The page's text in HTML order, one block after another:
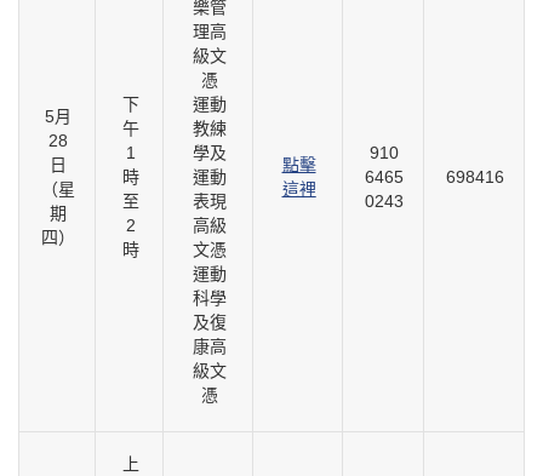
5月
28
日
（星
期
四）
下
午
1
時
至
2
時
樂管
理高
級文
憑
運動
教練
學及
運動
表現
高級
文憑
運動
科學
及復
康高
級文
憑
點擊
這裡
910
6465
0243
698416
上